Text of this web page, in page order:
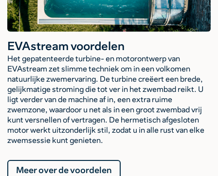
EVAstream voordelen
Het gepatenteerde turbine- en motorontwerp van
EVAstream zet slimme techniek om in een volkomen
natuurlijke zwemervaring. De turbine creëert een brede,
gelijkmatige stroming die tot ver in het zwembad reikt. U
ligt verder van de machine af in, een extra ruime
zwemzone, waardoor u net als in een groot zwembad vrij
kunt versnellen of vertragen. De hermetisch afgesloten
motor werkt uitzonderlijk stil, zodat u in alle rust van elke
zwemsessie kunt genieten.
Meer over de voordelen